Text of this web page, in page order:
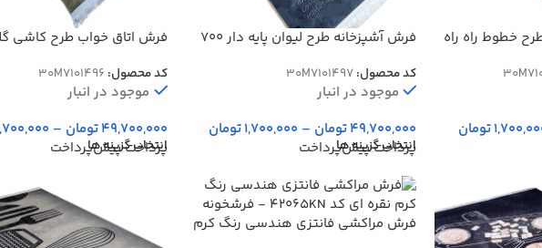
خطوط راه راه
تومان
فرش آشپزخانه طرح لیوان پایه دار 700
کد محصول:30M7101497
موجود در انبار
49,700,000تومان –
1,700,000تومان
انتخاب گزینه ها
پرداخت پیش‌پرداخت
فرش اتاق خواب طرح کاشی
کد محصول: 30M7101496
موجود در انبار
49,700,000تومان –
انتخاب گزینه ها
پرداخت پیش‌پرداخت
فرش مراکشی فانتزی هندسی رنگ کرم